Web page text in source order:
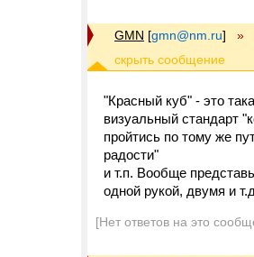
GMN [gmn@nm.ru] »
"Красный куб" - это
визуальный стандарт
пройтись по тому же
радости"
и т.п. Вообще
одной рукой, двумя и
[Нет ответов на это